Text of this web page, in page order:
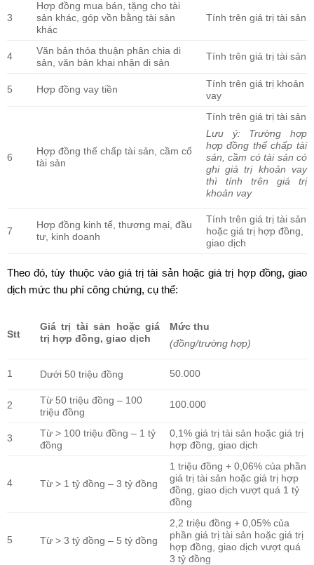
3
Hợp đồng mua bán, tặng cho tài
sản khác, góp vồn bằng tài sản
khác
Tính trên giá trị tài sản
4
Văn bản thỏa thuận phân chia di
sản, văn bản khai nhận di sản
Tính trên giá trị tài sản
5 Hợp đồng vay tiền
Tính trên giá trị khoản
vay
6
Hợp đồng thế chấp tài sản, cầm cố
tài sản
Tính trên giá trị tài sản
Lưu ý:
Trường hợp
hợp đồng thế chấp tài
sản, cầm có tài sản có
ghi giá trị khoản vay
thì tính trên giá trị
khoản vay
7
Hợp đồng kinh tế, thương mại, đầu
tư, kinh doanh
Tính trên giá trị tài sản
hoặc giá trị hợp đồng,
giao dịch
Theo đó, tùy thuộc vào giá trị tài sản hoặc giá trị hợp đồng, giao
dịch mức thu phí công chứng, cụ thể:
Stt
Giá trị tài sản hoặc giá
trị hợp đồng, giao dịch
Mức thu
(đồng/trường hợp)
1 Dưới 50 triệu đồng 50.000
2
Từ 50 triệu đồng – 100
triệu đồng
100.000
3
Từ > 100 triệu đồng – 1 tỷ
đồng
0,1% giá trị tài sản hoặc giá trị
hợp đồng, giao dịch
4 Từ > 1 tỷ đồng – 3 tỷ đồng
1 triệu đồng + 0,06% của phần
giá trị tài sản hoặc giá trị hợp
đồng, giao dịch vượt quá 1 tỷ
đồng
5 Từ > 3 tỷ đồng – 5 tỷ đồng
2,2 triệu đồng + 0,05% của
phần giá trị tài sản hoặc giá trị
hợp đồng, giao dịch vượt quá
3 tỷ đồng